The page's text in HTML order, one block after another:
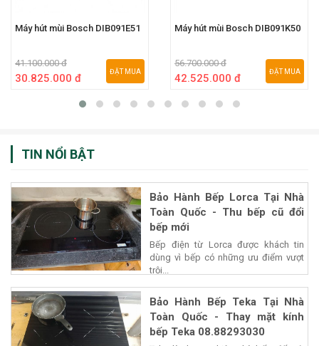
Máy hút mùi Bosch DIB091E51
41.100.000 đ
30.825.000 đ
ĐẶT MUA
Máy hút mùi Bosch DIB091K50
56.700.000 đ
42.525.000 đ
ĐẶT MUA
TIN NỔI BẬT
Bảo Hành Bếp Lorca Tại Nhà
Toàn Quốc - Thu bếp cũ đổi
bếp mới
Bếp điện từ Lorca được khách tin
dùng vì bếp có những ưu điểm vượt
trội...
Bảo Hành Bếp Teka Tại Nhà
Toàn Quốc - Thay mặt kính
bếp Teka 08.88293030